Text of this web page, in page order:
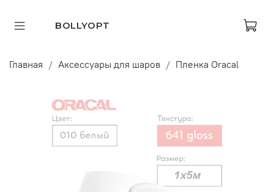
BOLLYOPT
Главная Аксессуары для шаров Пленка Oracal